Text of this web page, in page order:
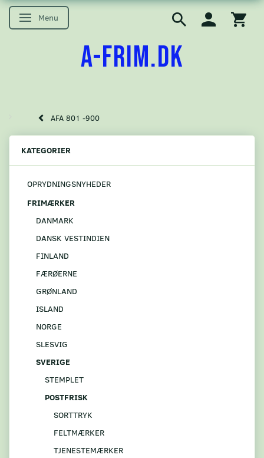
Skifte navigation
Menu
A-FRIM.DK
AFA 801 -900
KATEGORIER
OPRYDNINGSNYHEDER
FRIMÆRKER
DANMARK
DANSK VESTINDIEN
FINLAND
FÆRØERNE
GRØNLAND
ISLAND
NORGE
SLESVIG
SVERIGE
STEMPLET
POSTFRISK
SORTTRYK
FELTMÆRKER
TJENESTEMÆRKER